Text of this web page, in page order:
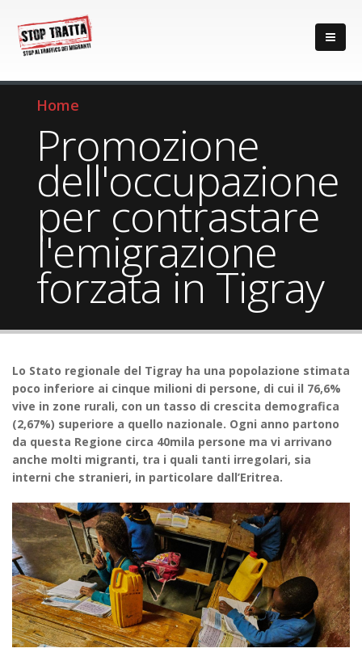
Home
Promozione
dell'occupazione
per contrastare
l'emigrazione
forzata in Tigray
Lo Stato regionale del Tigray ha una popolazione stimata
poco inferiore ai cinque milioni di persone, di cui il 76,6%
vive in zone rurali, con un tasso di crescita demografica
(2,67%) superiore a quello nazionale. Ogni anno partono
da questa Regione circa 40mila persone ma vi arrivano
anche molti migranti, tra i quali tanti irregolari, sia
interni che stranieri, in particolare dall’Eritrea.